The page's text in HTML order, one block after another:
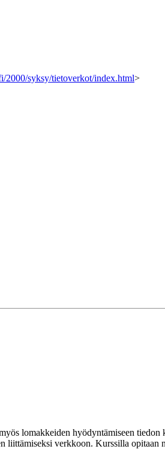
2000/syksy/tietoverkot/index.html>
lomakkeiden hyödyntämiseen tiedon
verkkoon. Kurssilla opitaan